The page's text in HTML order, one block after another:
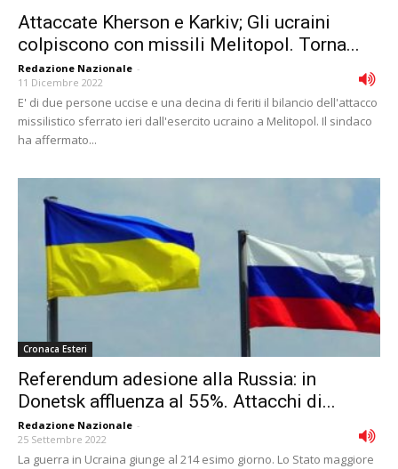
Attaccate Kherson e Karkiv; Gli ucraini
colpiscono con missili Melitopol. Torna...
Redazione Nazionale -
11 Dicembre 2022
E' di due persone uccise e una decina di feriti il bilancio dell'attacco
missilistico sferrato ieri dall'esercito ucraino a Melitopol. Il sindaco
ha affermato...
Cronaca Esteri
Referendum adesione alla Russia: in
Donetsk affluenza al 55%. Attacchi di...
Redazione Nazionale -
25 Settembre 2022
La guerra in Ucraina giunge al 214 esimo giorno. Lo Stato maggiore